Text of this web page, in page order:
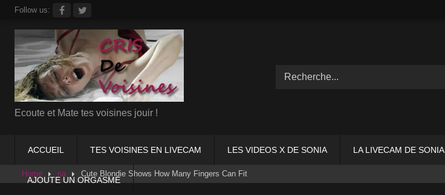
SkipFollow us:
Ecoute et Mate tes voisines jouir !
ACCUEIL TES VOISINES EN LIVECAM LES VIDEOS X DE SONIA LA LIVECAM DE SONIA
AJOUTE UN ORGASME
Home na Cute Blondie Shows How Many Fingers Can Fit